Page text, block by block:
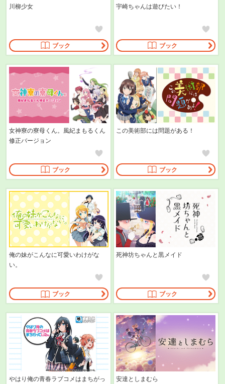
川柳少女
ブック
宇崎ちゃんは遊びたい！
ブック
女神寮の寮母くん。風紀まもるくん
修正バージョン
ブック
この美術部には問題がある！
ブック
俺の妹がこんなに可愛いわけがな
い。
ブック
死神坊ちゃんと黒メイド
ブック
やはり俺の青春ラブコメはまちがっ
安達としまむら